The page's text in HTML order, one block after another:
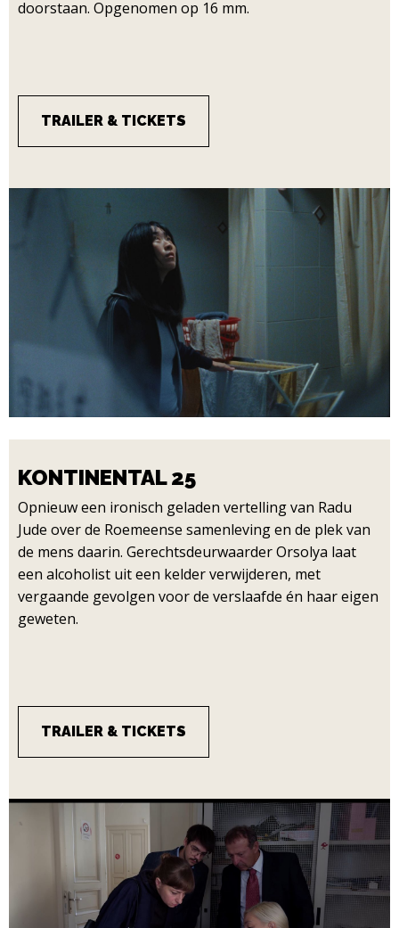
doorstaan. Opgenomen op 16 mm.
TRAILER & TICKETS
KONTINENTAL 25
Opnieuw een ironisch geladen vertelling van Radu
Jude over de Roemeense samenleving en de plek van
de mens daarin. Gerechtsdeurwaarder Orsolya laat
een alcoholist uit een kelder verwijderen, met
vergaande gevolgen voor de verslaafde én haar eigen
geweten.
TRAILER & TICKETS